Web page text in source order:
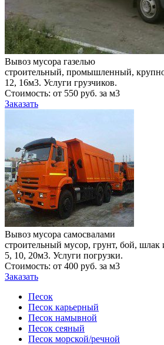
Вывоз мусора газелью
строительный, промышленный,
12, 16м3. Услуги грузчиков.
Стоимость: от 550 руб. за м3
Заказать
Вывоз мусора самосвалами
строительный мусор, грунт, бой,
5, 10, 20м3. Услуги погрузки.
Стоимость: от 400 руб. за м3
Заказать
Песок
Песок карьерный
Песок намывной
Песок сеяный
Песок морской/речной